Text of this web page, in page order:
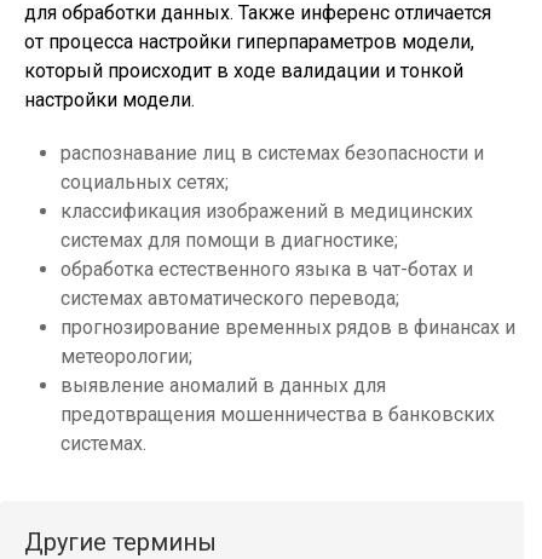
для обработки данных. Также инференс отличается
от процесса настройки гиперпараметров модели,
который происходит в ходе валидации и тонкой
настройки модели.
распознавание лиц в системах безопасности и
социальных сетях;
классификация изображений в медицинских
системах для помощи в диагностике;
обработка естественного языка в чат-ботах и
системах автоматического перевода;
прогнозирование временных рядов в финансах и
метеорологии;
выявление аномалий в данных для
предотвращения мошенничества в банковских
системах.
Другие термины